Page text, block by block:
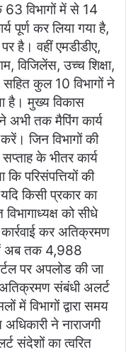
63 विभागों में से 14
पूर्ण कर लिया गया है,
पर है। वहीं एमडीडीए,
विजिलेंस, उच्च शिक्षा,
सहित कुल 10 विभागों ने
है। मुख्य विकास
ने अभी तक मैपिंग कार्य
जिन विभागों की
के भीतर कार्य
परिसंपत्तियों की
किसी प्रकार का
को सीधे
कर अतिक्रमण
में अब तक 4,988
पर अपलोड की जा
संबंधी अलर्ट
में विभागों द्वारा समय
ने नाराजगी
संदेशों का त्वरित